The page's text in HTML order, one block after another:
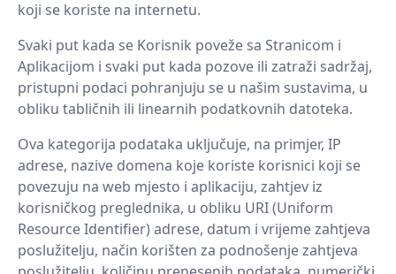
koji se koriste na internetu.
Svaki put kada se Korisnik poveže sa Stranicom i
Aplikacijom i svaki put kada pozove ili zatraži sadržaj,
pristupni podaci pohranjuju se u našim sustavima, u
obliku tabličnih ili linearnih podatkovnih datoteka.
Ova kategorija podataka uključuje, na primjer, IP
adrese, nazive domena koje koriste korisnici koji se
povezuju na web mjesto i aplikaciju, zahtjev iz
korisničkog preglednika, u obliku URI (Uniform
Resource Identifier) ​​adrese, datum i vrijeme zahtjeva
poslužitelju, način korišten za podnošenje zahtjeva